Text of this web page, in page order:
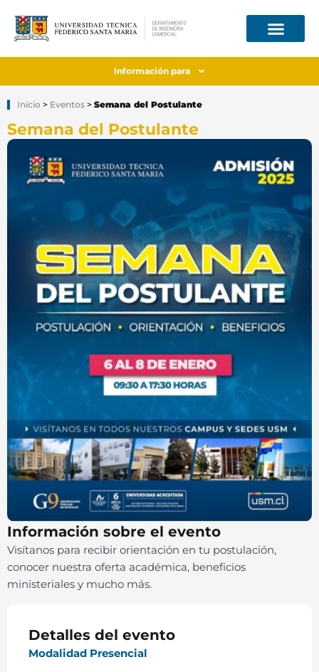
Información para
Inicio > Eventos > Semana del Postulante
Semana del Postulante
Información sobre el evento
Visítanos para recibir orientación en tu postulación,
conocer nuestra oferta académica, beneficios
ministeriales y mucho más.
Detalles del evento
Modalidad Presencial